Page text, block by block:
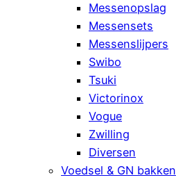
Messenopslag
Messensets
Messenslijpers
Swibo
Tsuki
Victorinox
Vogue
Zwilling
Diversen
Voedsel & GN bakken